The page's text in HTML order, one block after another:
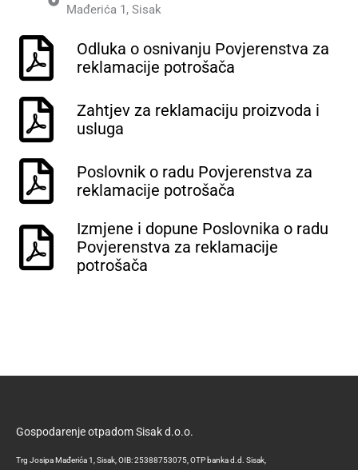
Mađerića 1, Sisak
Odluka o osnivanju Povjerenstva za
reklamacije potrošača
Zahtjev za reklamaciju proizvoda i
usluga
Poslovnik o radu Povjerenstva za
reklamacije potrošača
Izmjene i dopune Poslovnika o radu
Povjerenstva za reklamacije
potrošača
Gospodarenje otpadom Sisak d.o.o.
Trg Josipa Mađerića 1, Sisak, OIB: 25388753075, OTP banka d.d. Sisak,